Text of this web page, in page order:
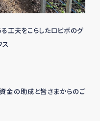
工夫をこらしたロビボのグ
ス
金の助成と皆さまからのご